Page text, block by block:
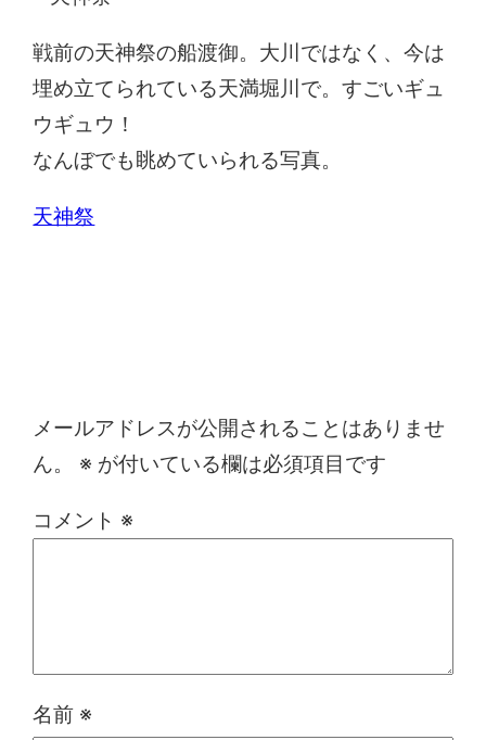
戦前の天神祭の船渡御。大川ではなく、今は
埋め立てられている天満堀川で。すごいギュ
ウギュウ！
なんぼでも眺めていられる写真。
天神祭
メールアドレスが公開されることはありませ
ん。
※ が付いている欄は必須項目です
コメント ※
名前 ※